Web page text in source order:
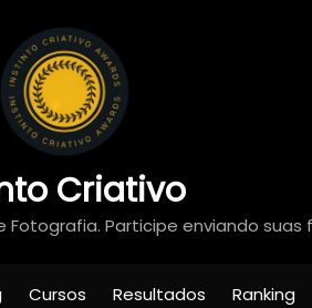
Criativo
Fotografia. Participe enviando suas
Cursos Resultados Ranking